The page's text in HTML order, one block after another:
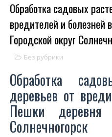
Обработка садовых
вредителей и болезней
Городской округ
Без рубрики
Обработка
деревьев от
Пешки деревня
Солнечногорск